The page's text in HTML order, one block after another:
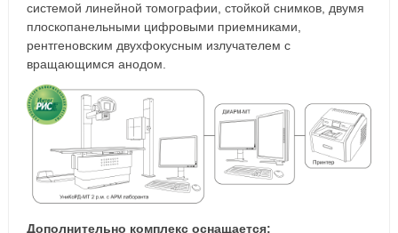
системой линейной томографии, стойкой снимков, двумя
плоскопанельными цифровыми приемниками,
рентгеновским двухфокусным излучателем с
вращающимся анодом.
Дополнительно комплекс оснащается: